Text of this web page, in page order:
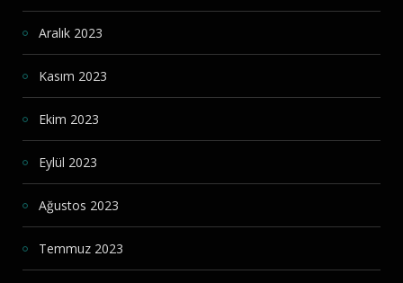
Aralık 2023
Kasım 2023
Ekim 2023
Eylül 2023
Ağustos 2023
Temmuz 2023